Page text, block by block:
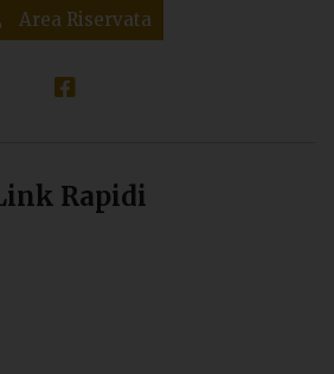
Area Riservata
Rapidi